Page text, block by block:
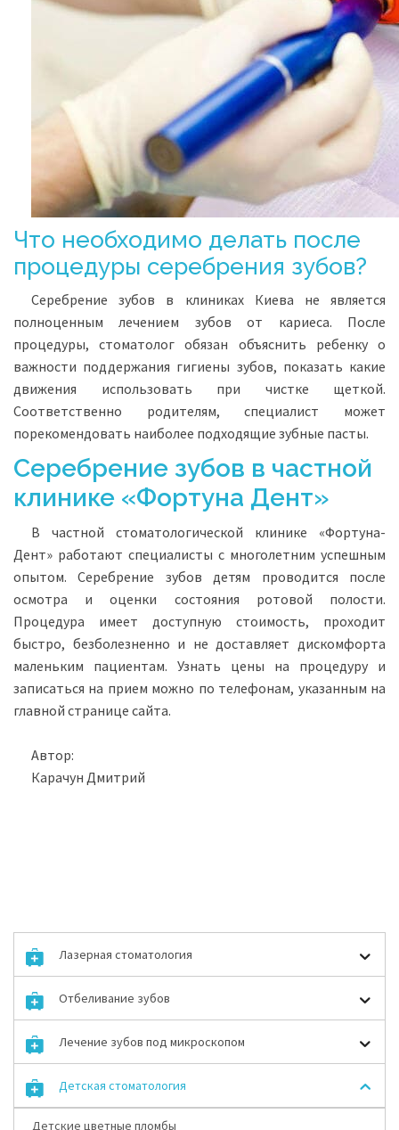
Что необходимо делать после
процедуры серебрения зубов?
Серебрение зубов в клиниках Киева не является
полноценным лечением зубов от кариеса. После
процедуры, стоматолог обязан объяснить ребенку о
важности поддержания гигиены зубов, показать какие
движения использовать при чистке щеткой.
Соответственно родителям, специалист может
порекомендовать наиболее подходящие зубные пасты.
Серебрение зубов в частной
клинике «Фортуна Дент»
В частной стоматологической клинике «Фортуна-
Дент» работают специалисты с многолетним успешным
опытом. Серебрение зубов детям проводится после
осмотра и оценки состояния ротовой полости.
Процедура имеет доступную стоимость, проходит
быстро, безболезненно и не доставляет дискомфорта
маленьким пациентам. Узнать цены на процедуру и
записаться на прием можно по телефонам, указанным на
главной странице сайта.
Автор:
Карачун Дмитрий
Лазерная стоматология
Отбеливание зубов
Лечение зубов под микроскопом
Детская стоматология
Детские цветные пломбы